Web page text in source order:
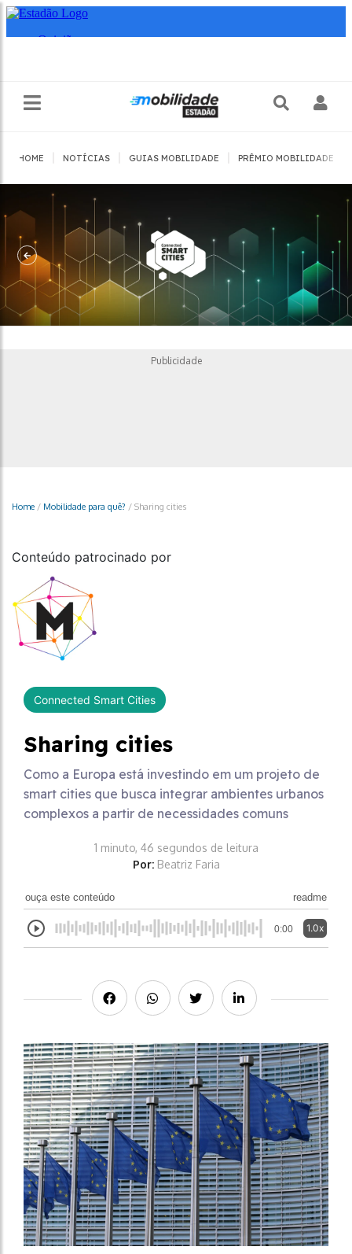
HOME NOTÍCIAS GUIAS MOBILIDADE PRÊMIO MOBILIDADE
Publicidade
Home / Mobilidade para quê? / Sharing cities
Conteúdo patrocinado por
Connected Smart Cities
Sharing cities
Como a Europa está investindo em um projeto de
smart cities que busca integrar ambientes urbanos
complexos a partir de necessidades comuns
1 minuto, 46 segundos de leitura
Por: Beatriz Faria
ouça este conteúdo readme
0:00 1.0x